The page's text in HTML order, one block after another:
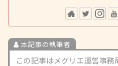
本記事の執筆者
この記事はメグリエ運営事務